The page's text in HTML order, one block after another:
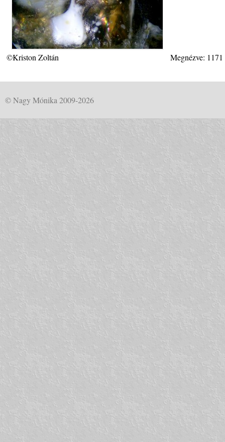
©Kriston Zoltán Megnézve:
© Nagy Mónika 2009-2026